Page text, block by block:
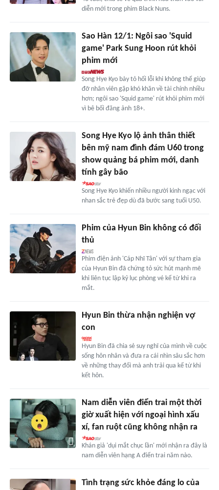
diễn mới trong phim Black Nuns.
Sao Hàn 12/1: Ngôi sao 'Squid
game' Park Sung Hoon rút khỏi
phim mới
Song Hye Kyo bày tỏ hối lỗi khi không thể giúp
đỡ nhân viên gặp khó khăn về tài chính nhiều
hơn; ngôi sao 'Squid game' rút khỏi phim mới
vì bê bối đăng ảnh 18+.
Song Hye Kyo lộ ảnh thân thiết
bên mỹ nam đình đám U60 trong
show quảng bá phim mới, danh
tính gây bão
Song Hye Kyo khiến nhiều người kinh ngạc với
nhan sắc trẻ đẹp dù đã bước sang tuổi U50.
Phim của Hyun Bin không có đối
thủ
Phim điện ảnh 'Cáp Nhĩ Tân' với sự tham gia
của Hyun Bin đã chứng tỏ sức hút mạnh mẽ
khi liên tục lập kỷ lục phòng vé kể từ khi ra
mắt.
Hyun Bin thừa nhận nghiện vợ
con
Hyun Bin đã chia sẻ suy nghĩ của mình về cuộc
sống hôn nhân và đưa ra cái nhìn sâu sắc hơn
về những thay đổi mà anh trải qua kể từ khi
kết hôn.
Nam diễn viên điển trai một thời
giờ xuất hiện với ngoại hình xấu
xí, fan ruột cũng không nhận ra
Khán giả 'dụi mắt chục lần' mới nhận ra đây là
nam diễn viên hạng A điển trai năm nào.
Tình trạng sức khỏe đáng lo của